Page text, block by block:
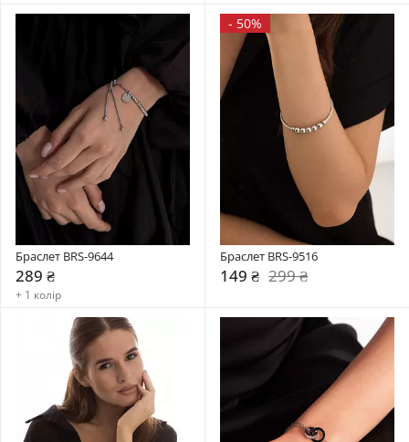
Браслет BRS-9644
289 ₴
+ 1 колір
- 50%
Браслет BRS-9516
149 ₴ 299 ₴